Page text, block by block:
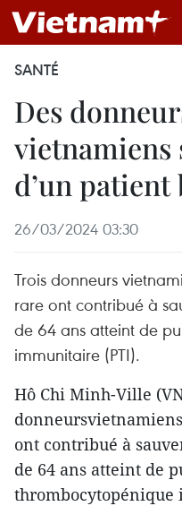
SANTÉ
Des
vietnamiens
d’un
26/03/2024 03:30
Trois donneurs
rare ont contribué à
de 64 ans atteint de
immunitaire (PTI).
Hô Chi Minh-Ville
ont contribué à
de 64 ans atteint de
thrombocytopénique